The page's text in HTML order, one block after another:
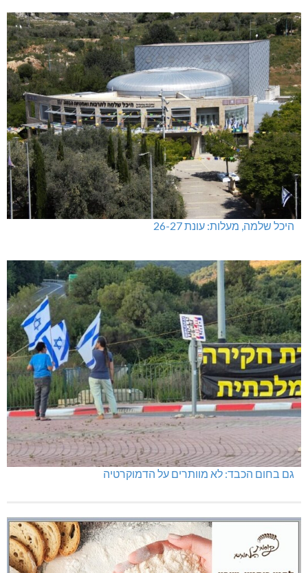
היכל שלמה, מעלות: עונת 26-27
גם בחום הכבד: לא מוותרים על הדמוקרטיה